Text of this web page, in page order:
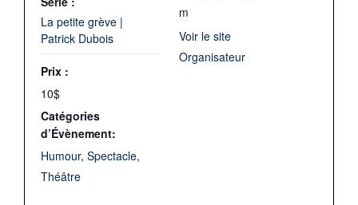
La petite grève |
Patrick Dubois
Prix :
10$
Catégories
d’Évènement:
Humour, Spectacle,
Théâtre
m
Voir le site
Organisateur